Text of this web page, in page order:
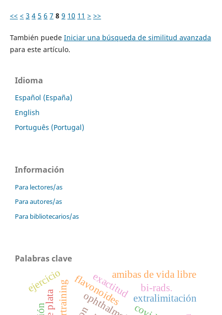
<< < 3 4 5 6 7 8 9 10 11 > >>
También puede Iniciar una búsqueda de similitud avanzada
para este artículo.
Idioma
Español (España)
English
Português (Portugal)
Información
Para lectores/as
Para autores/as
Para bibliotecarios/as
Palabras clave
flavonoides extralimitación
ejercicio exactitudamibas de vida libre
bi-rads.